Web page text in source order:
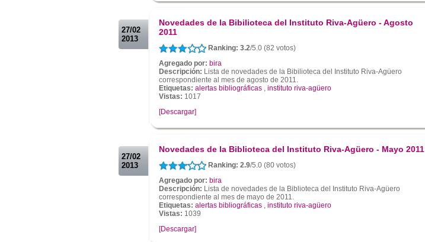
27/02
2013
Novedades de la Bibilioteca del Instituto Riva-Agüero - Agosto
2011
Ranking: 3.2/5.0 (82 votos)
Agregado por: bira
Descripción: Lista de novedades de la Bibilioteca del Instituto Riva-Agüero
correspondiente al mes de agosto de 2011.
Etiquetas: alertas bibliográficas , instituto riva-agüero
Vistas: 1017
[Descargar]
27/02
2013
Novedades de la Biblioteca del Instituto Riva-Agüero - Mayo 2011
Ranking: 2.9/5.0 (80 votos)
Agregado por: bira
Descripción: Lista de novedades de la Biblioteca del Instituto Riva-Agüero
correspondiente al mes de mayo de 2011.
Etiquetas: alertas bibliográficas , instituto riva-agüero
Vistas: 1039
[Descargar]